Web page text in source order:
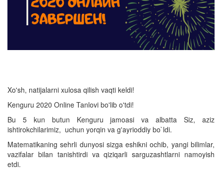
Xo'sh, natijalarni xulosa qilish vaqti keldi!
Kenguru 2020 Online Tanlovi bo'lib o'tdi!
Bu 5 kun butun Kenguru jamoasi va albatta Siz, aziz
ishtirokchilarimiz, uchun yorqin va g'ayrioddiy bo`ldi.
Matematikaning sehrli dunyosi sizga eshikni ochib, yangi bilimlar,
vazifalar bilan tanishtirdi va qiziqarli sarguzashtlarni namoyish
etdi.